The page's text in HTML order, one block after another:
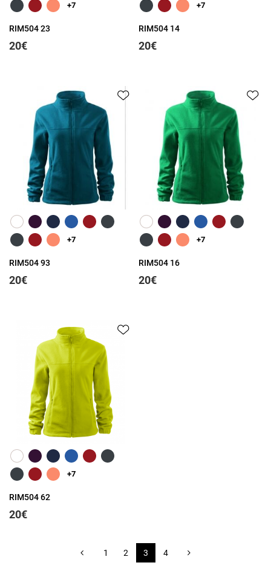
+7
RIM504 23
20€
+7
RIM504 14
20€
Greita peržiūra
+7
RIM504 93
20€
Greita peržiūra
+7
RIM504 16
20€
Greita peržiūra
+7
RIM504 62
20€
1 2 3 4